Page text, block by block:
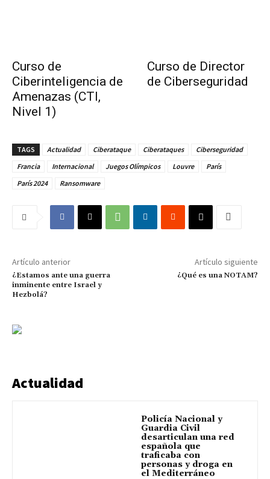
Curso de
Ciberinteligencia de
Amenazas (CTI,
Nivel 1)
Curso de Director
de Ciberseguridad
TAGS Actualidad Ciberataque Ciberataques
Ciberseguridad
Francia
Internacional Juegos Olímpicos Louvre
París
París 2024
Ransomware
Artículo anterior
¿Estamos ante una guerra
inminente entre Israel y
Hezbolá?
Artículo siguiente
¿Qué es una NOTAM?
Actualidad
Policía Nacional y
Guardia Civil
desarticulan una red
española que
traficaba con
personas y droga en
el Mediterráneo